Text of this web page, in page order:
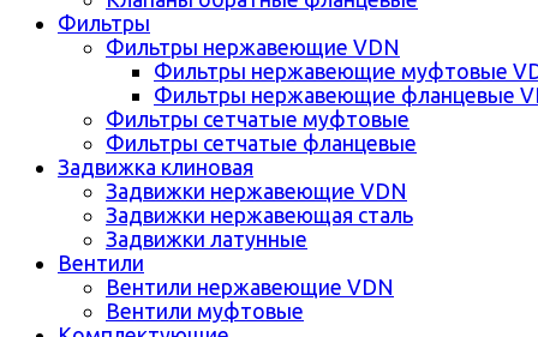
Фильтры
Фильтры нержавеющие VDN
Фильтры нержавеющие муфтовые
Фильтры нержавеющие фланцевые
Фильтры сетчатые муфтовые
Фильтры сетчатые фланцевые
Задвижка клиновая
Задвижки нержавеющие VDN
Задвижки нержавеющая сталь
Задвижки латунные
Вентили
Вентили нержавеющие VDN
Вентили муфтовые